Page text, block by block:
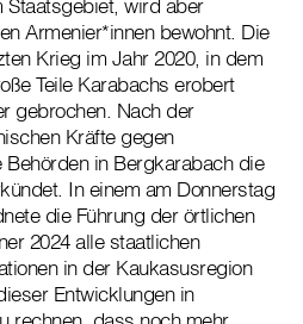
wird aber
Armenier*innen bewohnt. Die
Krieg im Jahr 2020, in dem
Teile Karabachs erobert
gebrochen. Nach der
Kräfte gegen
in Bergkarabach die
In einem am Donnerstag
die Führung der örtlichen
2024 alle staatlichen
in der Kaukasusregion
Entwicklungen in